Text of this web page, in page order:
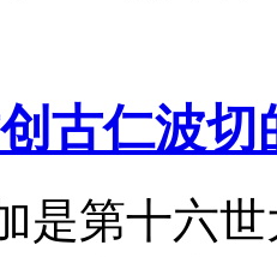
古仁波切
是第十六